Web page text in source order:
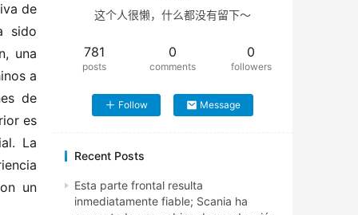
de
sido
una
a
de
es
La
un
这个人很懒，什么都没有留下～
781
posts
0
comments
0
followers
Follow Message
Recent Posts
Esta parte frontal resulta
inmediatamente fiable; Scania ha